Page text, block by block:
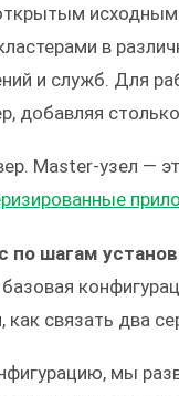
в
и служб. Для
добавляя
Master-узел —
по шагам
связать два
мы